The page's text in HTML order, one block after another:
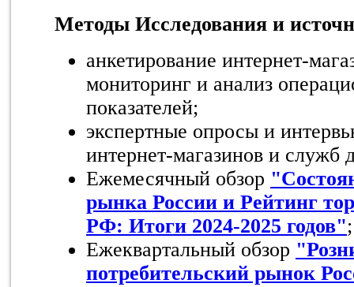
Методы Исследования и
анкетирование интернет-
мониторинг и анализ
показателей;
экспертные опросы и
интернет-магазинов и служб
Ежемесячный обзор "
рынка России и Рейтинг
РФ: Итоги 2024-2025 годов";
Ежеквартальный обзор
потребительский рынок